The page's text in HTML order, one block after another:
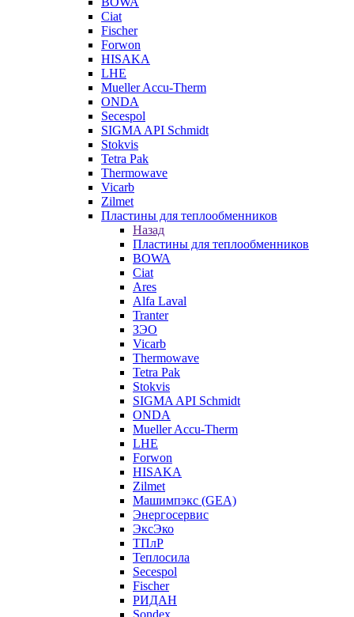
Ciat
Fischer
Forwon
HISAKA
LHE
Mueller Accu-Therm
ONDA
Secespol
SIGMA API Schmidt
Stokvis
Tetra Pak
Thermowave
Vicarb
Zilmet
Пластины для теплообменников
Назад
Пластины для теплообменников
BOWA
Ciat
Ares
Alfa Laval
Tranter
ЗЭО
Vicarb
Thermowave
Tetra Pak
Stokvis
SIGMA API Schmidt
ONDA
Mueller Accu-Therm
LHE
Forwon
HISAKA
Zilmet
Машимпэкс (GEA)
Энергосервис
ЭксЭко
ТПлР
Теплосила
Secespol
Fischer
РИДАН
Sondex